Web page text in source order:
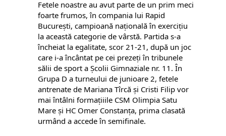
Fetele noastre au avut parte de un prim meci
foarte frumos, în compania lui Rapid
București, campioană națională în exercițiu
la această categorie de vârstă. Partida s-a
încheiat la egalitate, scor 21-21, după un joc
care i-a încântat pe cei prezeți în tribunele
sălii de sport a Școlii Gimnaziale nr. 11. În
Grupa D a turneului de junioare 2, fetele
antrenate de Mariana Tîrcă și Cristi Filip vor
mai întâlni formațiiile CSM Olimpia Satu
Mare și HC Omer Constanța, prima clasată
urmând a accede în semifinale.